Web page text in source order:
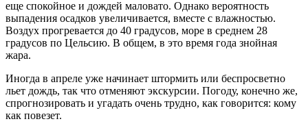
еще спокойное и дождей маловато. Однако вероятность
выпадения осадков увеличивается, вместе с влажностью.
Воздух прогревается до 40 градусов, море в среднем 28
градусов по Цельсию. В общем, в это время года знойная
жара.
Иногда в апреле уже начинает штормить или беспросветно
льет дождь, так что отменяют экскурсии. Погоду, конечно же,
спрогнозировать и угадать очень трудно, как говорится: кому
как повезет.